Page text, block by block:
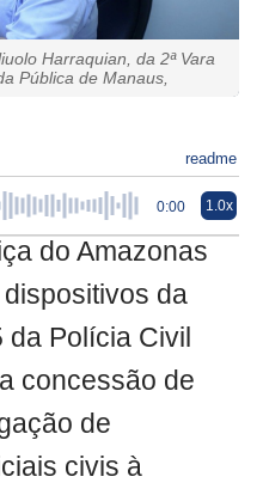
Harraquian, da 2ª Vara
Pública de Manaus,
readme
0:00 1.0x
do Amazonas
da
da Polícia Civil
concessão de
de
civis à